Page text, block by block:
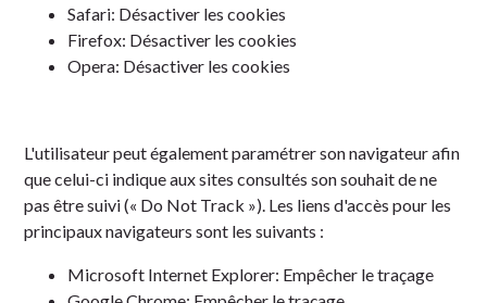
Safari: Désactiver les cookies
Firefox: Désactiver les cookies
Opera: Désactiver les cookies
L'utilisateur peut également paramétrer son navigateur afin
que celui-ci indique aux sites consultés son souhait de ne
pas être suivi (« Do Not Track »). Les liens d'accès pour les
principaux navigateurs sont les suivants :
Microsoft Internet Explorer: Empêcher le traçage